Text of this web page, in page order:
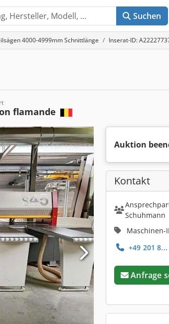
Suchen
4000-4999mm Schnittlänge Inserat-ID:
flamande
Auktion
Kontakt
Schuhmann
Maschinen-
+49 201
Anfrage